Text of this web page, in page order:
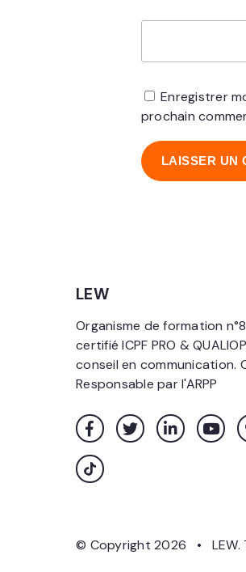
Enregistrer
prochain
LEW
Organisme de formation
certifié ICPF PRO &
conseil en communication.
Responsable par l'ARPP
© Copyright 2026 • LEW.